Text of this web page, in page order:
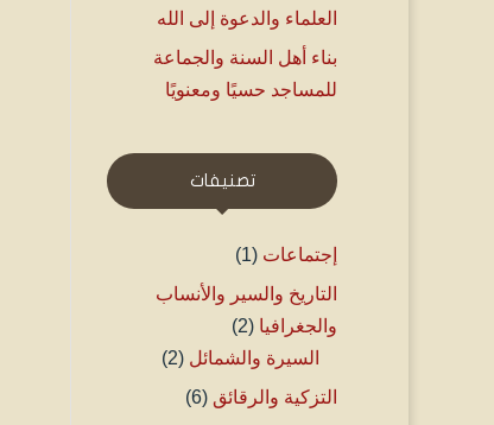
العلماء والدعوة إلى الله
بناء أهل السنة والجماعة
للمساجد حسيًا ومعنويًا
تصنيفات
إجتماعات (1)
التاريخ والسير والأنساب
والجغرافيا (2)
السيرة والشمائل (2)
التزكية والرقائق (6)